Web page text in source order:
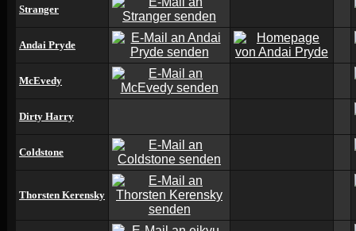
Stranger
Andai Pryde
McEvedy
Dirty Harry
Coldstone
Thorsten Kerensky